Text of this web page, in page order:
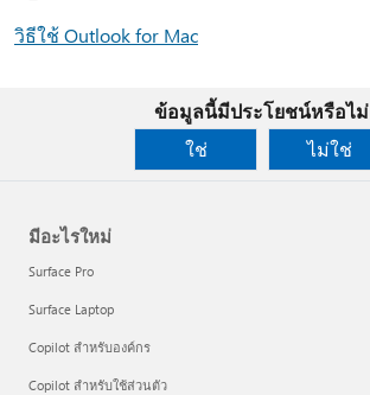
วิธีใช้ Outlook for Mac
ข้อมูลนี้มีประโยชน์หรือไม่
ใช่
ไม่ใช่
มีอะไรใหม่
Surface Pro
Surface Laptop
Copilot สำหรับองค์กร
Copilot สำหรับใช้ส่วนตัว